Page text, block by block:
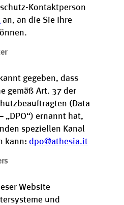
Kontaktperson
an, an die Sie Ihre
gegeben, dass
gemäß Art. 37 der
(Data
„DPO“) ernannt hat,
speziellen Kanal
kann: dpo@athesia.it
Website
und